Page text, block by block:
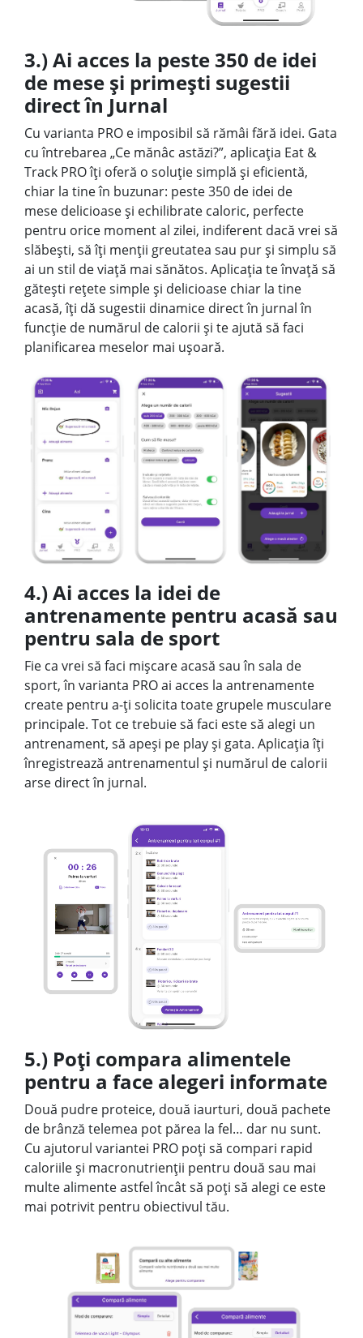
3.) Ai acces la peste 350 de idei
de mese și primești sugestii
direct în Jurnal
Cu varianta PRO e imposibil să rămâi fără idei. Gata
cu întrebarea „Ce mănâc astăzi?”, aplicația Eat &
Track PRO îți oferă o soluție simplă și eficientă,
chiar la tine în buzunar: peste 350 de idei de
mese delicioase și echilibrate caloric, perfecte
pentru orice moment al zilei, indiferent dacă vrei să
slăbești, să îți menții greutatea sau pur și simplu să
ai un stil de viață mai sănătos. Aplicația te învață să
gătești rețete simple și delicioase chiar la tine
acasă, îți dă sugestii dinamice direct în jurnal în
funcție de numărul de calorii și te ajută să faci
planificarea meselor mai ușoară.
4.) Ai acces la idei de
antrenamente pentru acasă sau
pentru sala de sport
Fie ca vrei să faci mișcare acasă sau în sala de
sport, în varianta PRO ai acces la antrenamente
create pentru a-ți solicita toate grupele musculare
principale. Tot ce trebuie să faci este să alegi un
antrenament, să apeși pe play și gata. Aplicația îți
înregistrează antrenamentul și numărul de calorii
arse direct în jurnal.
5.) Poți compara alimentele
pentru a face alegeri informate
Două pudre proteice, două iaurturi, două pachete
de brânză telemea pot părea la fel… dar nu sunt.
Cu ajutorul variantei PRO poți să compari rapid
caloriile și macronutrienții pentru două sau mai
multe alimente astfel încât să poți să alegi ce este
mai potrivit pentru obiectivul tău.